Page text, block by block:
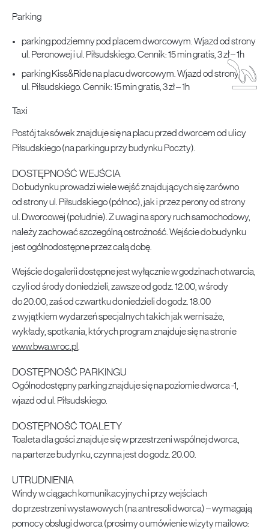
Parking
parking podziemny pod placem dworcowym. Wjazd od strony
ul. Peronowej i ul. Piłsudskiego. Cennik: 15 min gratis, 3 zł – 1h
parking Kiss&Ride na placu dworcowym. Wjazd od strony
ul. Piłsudskiego. Cennik: 15 min gratis, 3 zł – 1h
Taxi
Postój taksówek znajduje się na placu przed dworcem od ulicy
Piłsudskiego (na parkingu przy budynku Poczty).
DOSTĘPNOŚĆ WEJŚCIA
Do budynku prowadzi wiele wejść znajdujących się zarówno
od strony ul. Piłsudskiego (północ), jak i przez perony od strony
ul. Dworcowej (południe). Z uwagi na spory ruch samochodowy,
należy zachować szczególną ostrożność. Wejście do budynku
jest ogólnodostępne przez całą dobę.
Wejście do galerii dostępne jest wyłącznie w godzinach otwarcia,
czyli od środy do niedzieli, zawsze od godz. 12.00, w środy
do 20.00, zaś od czwartku do niedzieli do godz. 18.00
z wyjątkiem wydarzeń specjalnych takich jak wernisaże,
wykłady, spotkania, których program znajduje się na stronie
www.bwa.wroc.pl
DOSTĘPNOŚĆ PARKINGU
Ogólnodostępny parking znajduje się na poziomie dworca -1,
wjazd od ul. Piłsudskiego.
DOSTĘPNOŚĆ TOALETY
Toaleta dla gości znajduje się w przestrzeni wspólnej dworca,
na parterze budynku, czynna jest do godz. 20.00.
UTRUDNIENIA
Windy w ciągach komunikacyjnych i przy wejściach
do przestrzeni wystawowych (na antresoli dworca) – wymagają
pomocy obsługi dworca (prosimy o umówienie wizyty mailowo: